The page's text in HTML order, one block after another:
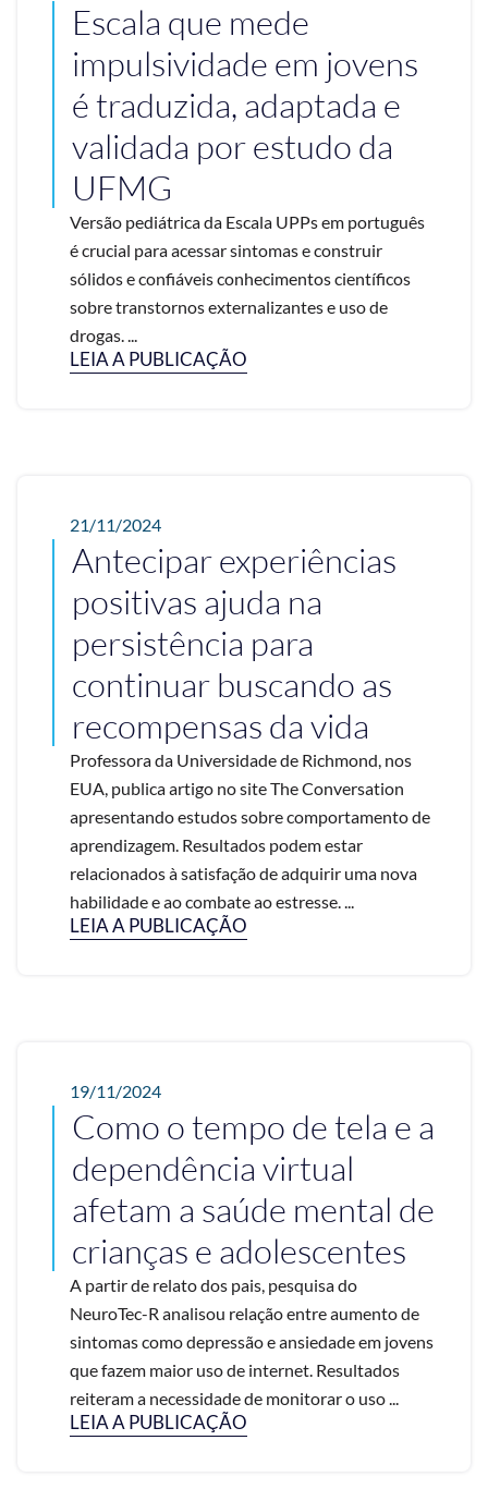
Escala que mede
impulsividade em jovens
é traduzida, adaptada e
validada por estudo da
UFMG
Versão pediátrica da Escala UPPs em português
é crucial para acessar sintomas e construir
sólidos e confiáveis conhecimentos científicos
sobre transtornos externalizantes e uso de
drogas. ...
LEIA A PUBLICAÇÃO
21/11/2024
Antecipar experiências
positivas ajuda na
persistência para
continuar buscando as
recompensas da vida
Professora da Universidade de Richmond, nos
EUA, publica artigo no site The Conversation
apresentando estudos sobre comportamento de
aprendizagem. Resultados podem estar
relacionados à satisfação de adquirir uma nova
habilidade e ao combate ao estresse. ...
LEIA A PUBLICAÇÃO
19/11/2024
Como o tempo de tela e a
dependência virtual
afetam a saúde mental de
crianças e adolescentes
A partir de relato dos pais, pesquisa do
NeuroTec-R analisou relação entre aumento de
sintomas como depressão e ansiedade em jovens
que fazem maior uso de internet. Resultados
reiteram a necessidade de monitorar o uso ...
LEIA A PUBLICAÇÃO